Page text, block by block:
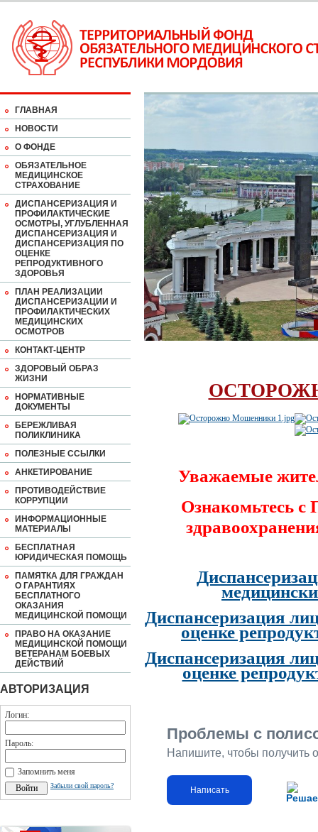
ГЛАВНАЯ
НОВОСТИ
О ФОНДЕ
ОБЯЗАТЕЛЬНОЕ
МЕДИЦИНСКОЕ
СТРАХОВАНИЕ
ДИСПАНСЕРИЗАЦИЯ И
ПРОФИЛАКТИЧЕСКИЕ
ОСМОТРЫ, УГЛУБЛЕННАЯ
ДИСПАНСЕРИЗАЦИЯ И
ДИСПАНСЕРИЗАЦИЯ ПО
ОЦЕНКЕ
РЕПРОДУКТИВНОГО
ЗДОРОВЬЯ
ПЛАН РЕАЛИЗАЦИИ
ДИСПАНСЕРИЗАЦИИ И
ПРОФИЛАКТИЧЕСКИХ
МЕДИЦИНСКИХ
ОСМОТРОВ
КОНТАКТ-ЦЕНТР
ЗДОРОВЫЙ ОБРАЗ
ЖИЗНИ
НОРМАТИВНЫЕ
ДОКУМЕНТЫ
БЕРЕЖЛИВАЯ
ПОЛИКЛИНИКА
ПОЛЕЗНЫЕ ССЫЛКИ
АНКЕТИРОВАНИЕ
ПРОТИВОДЕЙСТВИЕ
КОРРУПЦИИ
ИНФОРМАЦИОННЫЕ
МАТЕРИАЛЫ
БЕСПЛАТНАЯ
ЮРИДИЧЕСКАЯ ПОМОЩЬ
ПАМЯТКА ДЛЯ ГРАЖДАН
О ГАРАНТИЯХ
БЕСПЛАТНОГО
ОКАЗАНИЯ
МЕДИЦИНСКОЙ ПОМОЩИ
ПРАВО НА ОКАЗАНИЕ
МЕДИЦИНСКОЙ ПОМОЩИ
ВЕТЕРАНАМ БОЕВЫХ
ДЕЙСТВИЙ
АВТОРИЗАЦИЯ
Логин:
Пароль:
Запомнить меня
Забыли свой пароль?
Уважаемые
Ознакомьтесь
Диспансеризация
оценке
Диспансеризация
оценке
Проблемы с
Напишите, чтобы получить
Написать